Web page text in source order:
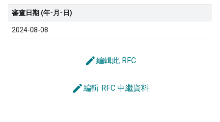
審查日期 (年-月-日)
2024-08-08
edit編輯此 RFC
edit編輯 RFC 中繼資料